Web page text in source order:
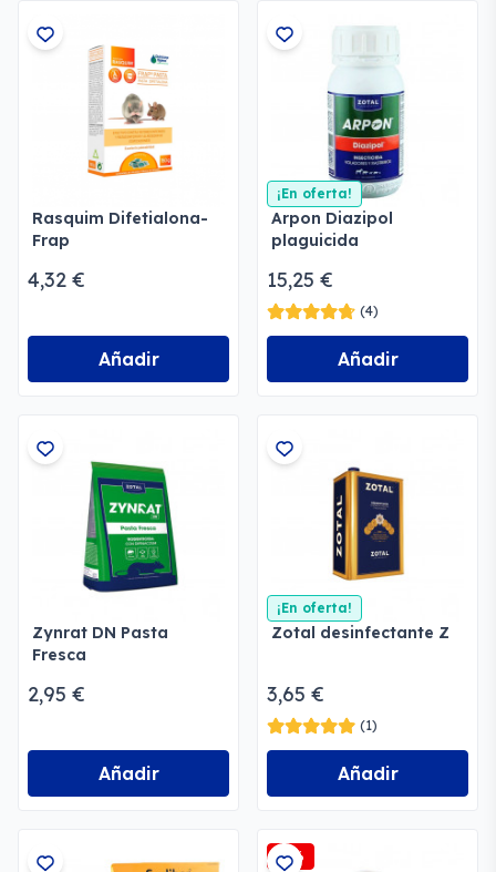
Rasquim Difetialona-
Frap
4,32 €
Añadir
¡En oferta!
Arpon Diazipol
plaguicida
15,25 €
(4)
Añadir
Zynrat DN Pasta
Fresca
2,95 €
Añadir
¡En oferta!
Zotal desinfectante Z
3,65 €
(1)
Añadir
-2%